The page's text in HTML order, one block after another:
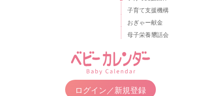
子育て支援機構
おぎゃー献金
母子栄養懇話会
ログイン／新規登録